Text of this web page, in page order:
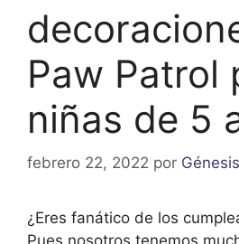
Paw Patrol
niñas de 5
febrero 22, 2022 por
¿Eres fanático de los